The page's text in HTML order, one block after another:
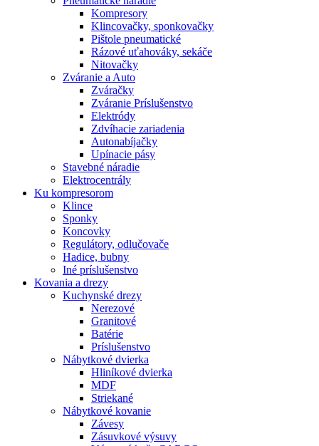
Kompresory
Klincovačky, sponkovačky
Pištole pneumatické
Rázové uťahováky, sekáče
Nitovačky
Zváranie a Auto
Zváračky
Zváranie Príslušenstvo
Elektródy
Zdvíhacie zariadenia
Autonabíjačky
Upínacie pásy
Stavebné náradie
Elektrocentrály
Ku kompresorom
Klince
Sponky
Koncovky
Regulátory, odlučovače
Hadice, bubny
Iné príslušenstvo
Kovania a drezy
Kuchynské drezy
Nerezové
Granitové
Batérie
Príslušenstvo
Nábytkové dvierka
Hliníkové dvierka
MDF
Striekané
Nábytkové kovanie
Závesy
Zásuvkové výsuvy